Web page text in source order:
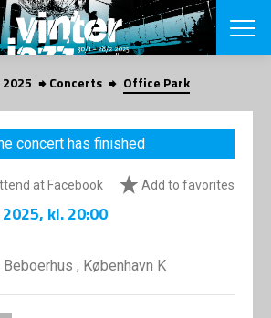
SEARCH
Danish
CHOOSE
COPENHAGEN
Concerts
Contributors
Concerts Office Park
concert has finished
at Facebook Add to favorites
, kl. 20:00
, København K